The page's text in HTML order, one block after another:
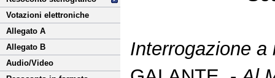
Votazioni elettroniche
Allegato A
Allegato B
Audio/Video
Interrogazione